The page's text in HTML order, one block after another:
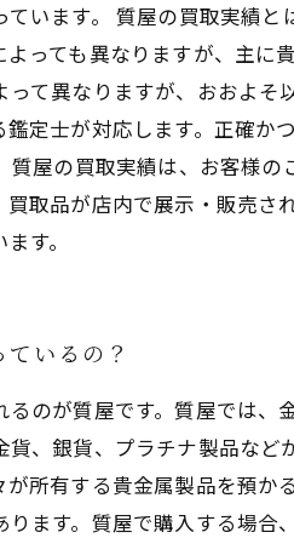
います。 質屋の買取実績
っても異なりますが、主
て異なりますが、おおよ
定士が対応します。正確
質屋の買取実績は、お客様
取品が店内で展示・販売
す。
いるの？
のが質屋です。質屋では
貨、銀貨、プラチナ製品な
所有する貴金属製品を預
ます。質屋で購入する場